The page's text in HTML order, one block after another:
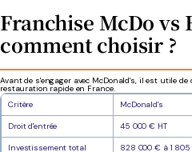
Franchise McDo vs
comment choisir ?
Avant de s'engager avec McDonald's, il est utile
restauration rapide en France.
Critère
McDonald's
Droit d'entrée 45 000 € HT
Investissement total 828 000 € à 1